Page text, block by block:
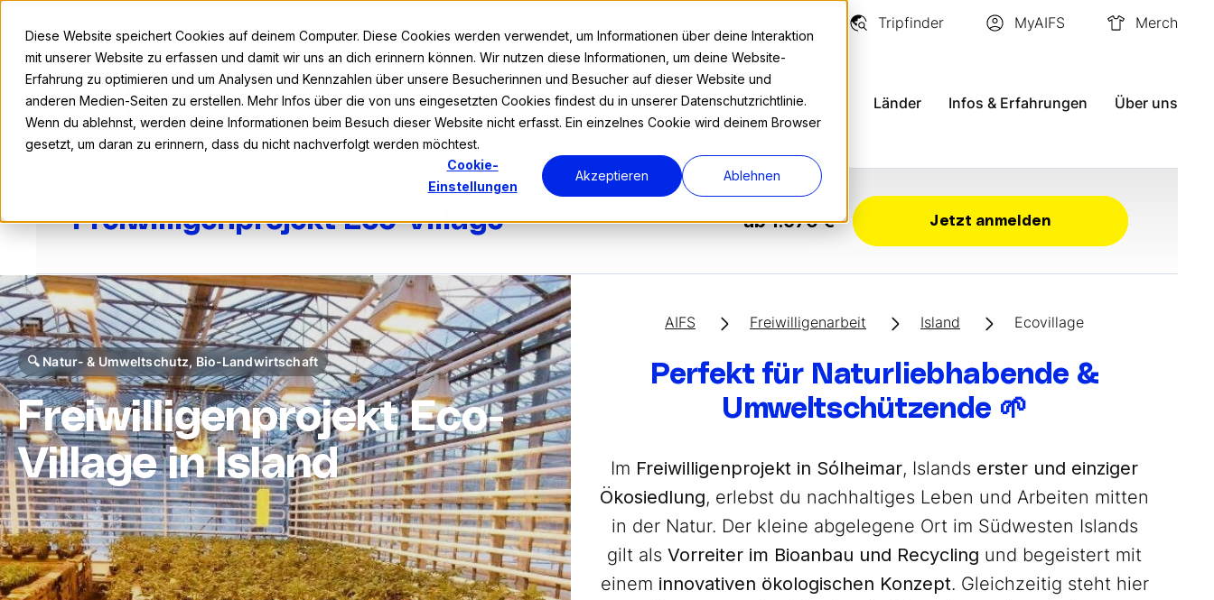
Diese Website speichert Cookies auf deinem Computer. Diese Cookies werden verwendet, um Informationen über deine Interaktion
mit unserer Website zu erfassen und damit wir uns an dich erinnern können. Wir nutzen diese Informationen, um deine Website-
Erfahrung zu optimieren und um Analysen und Kennzahlen über unsere Besucherinnen und Besucher auf dieser Website und
anderen Medien-Seiten zu erstellen. Mehr Infos über die von uns eingesetzten Cookies findest du in unserer Datenschutzrichtlinie.
Wenn du ablehnst, werden deine Informationen beim Besuch dieser Website nicht erfasst. Ein einzelnes Cookie wird deinem Browser
gesetzt, um daran zu erinnern, dass du nicht nachverfolgt werden möchtest.
Cookie-
Einstellungen
Akzeptieren Ablehnen
Tripfinder MyAIFS Merch
Programme Länder Infos & Erfahrungen Über uns
Freiwilligenprojekt Eco-Village ab 1.670 € Jetzt anmelden
🔍 Natur- & Umweltschutz, Bio-Landwirtschaft
Freiwilligenprojekt Eco-
Village in Island
AIFS Freiwilligenarbeit Island Ecovillage
Perfekt für Naturliebhabende &
Umweltschützende 🌱
Im Freiwilligenprojekt in Sólheimar, Islands erster und einziger
Ökosiedlung, erlebst du nachhaltiges Leben und Arbeiten mitten
in der Natur. Der kleine abgelegene Ort im Südwesten Islands
gilt als Vorreiter im Bioanbau und Recycling und begeistert mit
einem innovativen ökologischen Konzept. Gleichzeitig steht hier